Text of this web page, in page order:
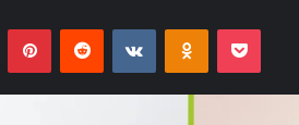
PinterestReddit VKontakteOdnoklassniki
Pocket